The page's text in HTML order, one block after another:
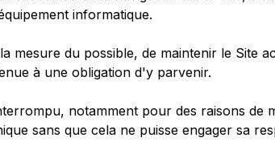
informatique.
mesure du possible, de maintenir le Site
à une obligation d'y parvenir.
notamment pour des raisons de
sans que cela ne puisse engager sa